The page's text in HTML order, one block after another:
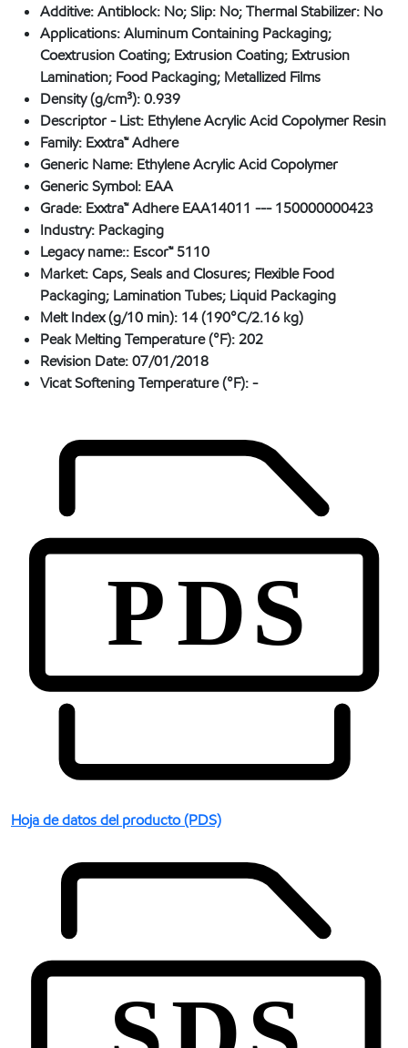
Additive:Antiblock: No; Slip: No; Thermal Stabilizer: No
Applications:Aluminum Containing Packaging;
Coextrusion Coating; Extrusion Coating; Extrusion
Lamination; Food Packaging; Metallized Films
Density (g/cm³):0.939
Descriptor - List: Ethylene Acrylic Acid Copolymer Resin
Family: Exxtra™ Adhere
Generic Name: Ethylene Acrylic Acid Copolymer
Generic Symbol: EAA
Grade: Exxtra™ Adhere EAA14011 --- 150000000423
Industry: Packaging
Legacy name:: Escor™ 5110
Market:Caps, Seals and Closures; Flexible Food
Packaging; Lamination Tubes; Liquid Packaging
Melt Index (g/10 min): 14 (190°C/2.16 kg)
Peak Melting Temperature (°F):202
Revision Date:07/01/2018
Vicat Softening Temperature (°F):-
Hoja de datos del producto (PDS)